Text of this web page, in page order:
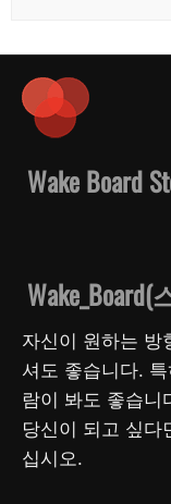
Wake Board
자신이 원하는 방
셔도 좋습니다.
람이 봐도 좋습니
당신이 되고 싶
십시오.